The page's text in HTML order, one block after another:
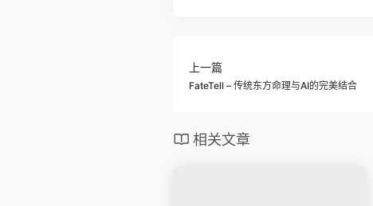
上一篇
FateTell – 传统东方命理与AI的完美结合
相关文章